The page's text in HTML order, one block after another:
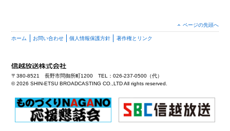
ページの先頭へ
ホーム お問い合わせ 個人情報保護方針 著作権とリンク
〒380-8521 長野市問御所町1200 TEL：026-237-0500（代）
©2026 SHIN-ETSU BROADCASTING CO.,LTD All rights reserved.